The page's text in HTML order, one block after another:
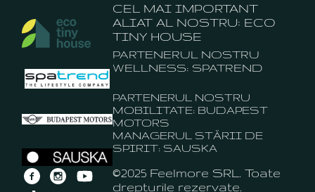
CEL MAI IMPORTANT
ALIAT AL NOSTRU: ECO
TINY HOUSE
PARTENERUL NOSTRU
WELLNESS: SPATREND
PARTENERUL NOSTRU
MOBILITATE: BUDAPEST
MOTORS
MANAGERUL STĂRII DE
SPIRIT: SAUSKA
©2025 Feelmore SRL. Toate
drepturile rezervate.